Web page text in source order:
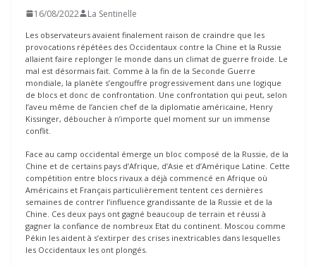
16/08/2022 La Sentinelle
Les observateurs avaient finalement raison de craindre que les
provocations répétées des Occidentaux contre la Chine et la Russie
allaient faire replonger le monde dans un climat de guerre froide. Le
mal est désormais fait. Comme à la fin de la Seconde Guerre
mondiale, la planète s’engouffre progressivement dans une logique
de blocs et donc de confrontation. Une confrontation qui peut, selon
l’aveu même de l’ancien chef de la diplomatie américaine, Henry
Kissinger, déboucher à n’importe quel moment sur un immense
conflit.
Face au camp occidental émerge un bloc composé de la Russie, de la
Chine et de certains pays d’Afrique, d’Asie et d’Amérique Latine. Cette
compétition entre blocs rivaux a déjà commencé en Afrique où
Américains et Français particulièrement tentent ces dernières
semaines de contrer l’influence grandissante de la Russie et de la
Chine. Ces deux pays ont gagné beaucoup de terrain et réussi à
gagner la confiance de nombreux Etat du continent. Moscou comme
Pékin les aident à s’extirper des crises inextricables dans lesquelles
les Occidentaux les ont plongés.